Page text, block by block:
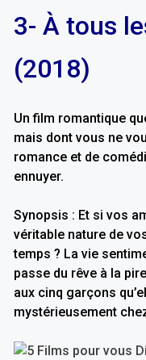
3- À tous
(2018)
Un film romantique
mais dont vous ne
romance et de
ennuyer.
Synopsis : Et si vos
véritable nature de
temps ? La vie
passe du rêve à la
aux cinq garçons
mystérieusement